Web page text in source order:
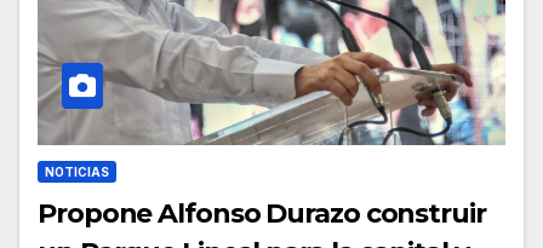
NOTICIAS
Propone Alfonso Durazo construir